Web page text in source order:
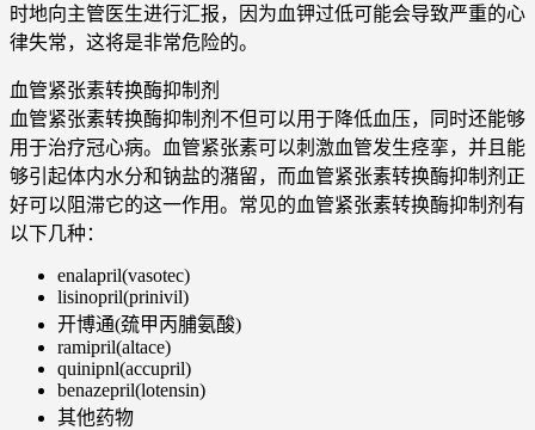
时地向主管医生进行汇报，因为血钾过低可能会导致严重的心
律失常，这将是非常危险的。
血管紧张素转换酶抑制剂
血管紧张素转换酶抑制剂不但可以用于降低血压，同时还能够
用于治疗冠心病。血管紧张素可以刺激血管发生痉挛，并且能
够引起体内水分和钠盐的潴留，而血管紧张素转换酶抑制剂正
好可以阻滞它的这一作用。常见的血管紧张素转换酶抑制剂有
以下几种：
enalapril(vasotec)
lisinopril(prinivil)
开博通(巯甲丙脯氨酸)
ramipril(altace)
quinipnl(accupril)
benazepril(lotensin)
其他药物